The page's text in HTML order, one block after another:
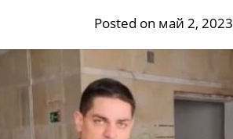
Posted on май 2, 2023